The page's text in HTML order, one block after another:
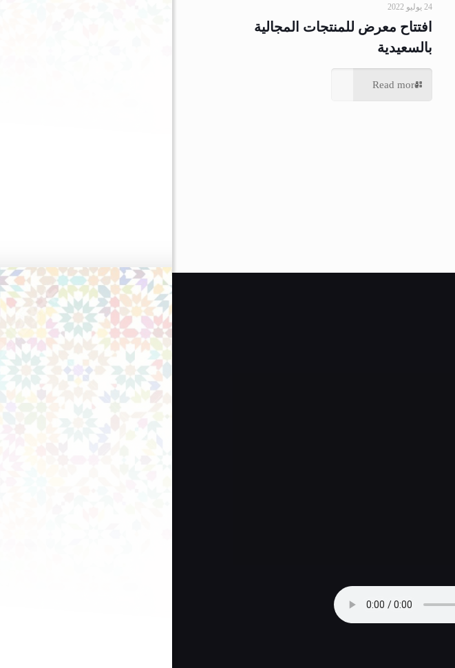
24 يوليو 2022
افتتاح معرض للمنتجات المجالية
بالسعيدية
Read more